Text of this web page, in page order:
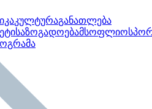
კულტურაგანათლება
საზოგადოებამსოფლიო